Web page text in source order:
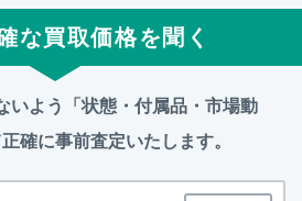
な買取価格を聞く
いよう「状態・付属品・市場動
正確に事前査定いたします。